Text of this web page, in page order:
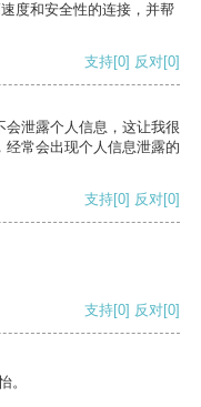
度和安全性的连接，并帮
支持[0] 反对[0]
泄露个人信息，这让我很
常会出现个人信息泄露的
支持[0] 反对[0]
支持[0] 反对[0]
。